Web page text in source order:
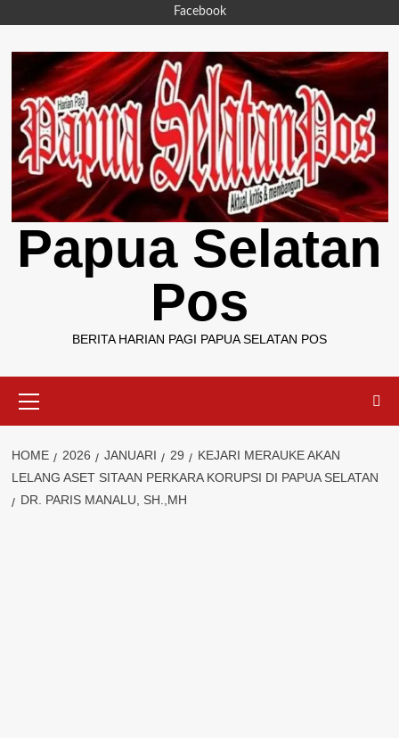
content
Facebook
Papua Selatan
Pos
BERITA HARIAN PAGI PAPUA SELATAN POS
Menu
HOME 2026 JANUARI 29
KEJARI MERAUKE AKAN
LELANG ASET SITAAN PERKARA KORUPSI DI PAPUA SELATAN
DR. PARIS MANALU, SH.,MH